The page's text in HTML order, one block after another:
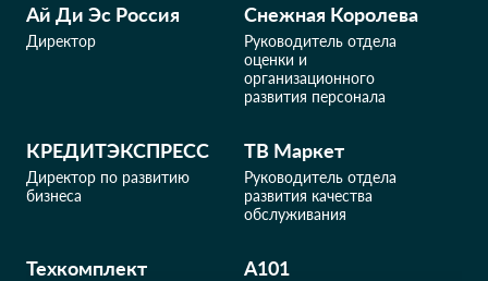
Ай Ди Эс Россия
Директор
Снежная Королева
Руководитель отдела
оценки и
организационного
развития персонала
КРЕДИТЭКСПРЕСС
Директор по развитию
бизнеса
ТВ Маркет
Руководитель отдела
развития качества
обслуживания
Техкомплект А101